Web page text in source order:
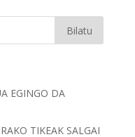
EGINGO DA
TIKEAK SALGAI